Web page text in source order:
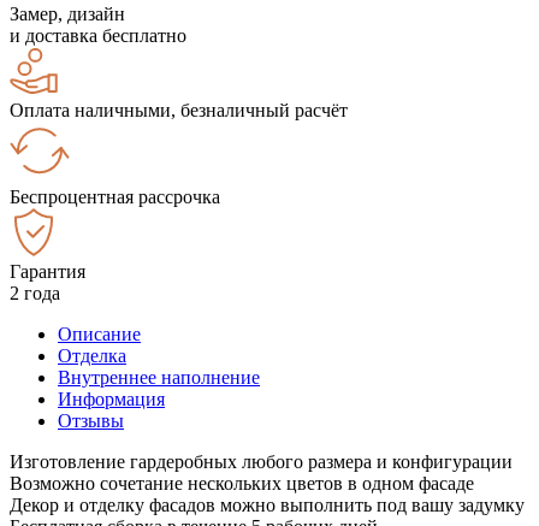
Замер, дизайн
и доставка бесплатно
Оплата наличными, безналичный расчёт
Беспроцентная рассрочка
Гарантия
2 года
Описание
Отделка
Внутреннее наполнение
Информация
Отзывы
Изготовление гардеробных любого размера и конфигурации
Возможно сочетание нескольких цветов в одном фасаде
Декор и отделку фасадов можно выполнить под вашу задумку